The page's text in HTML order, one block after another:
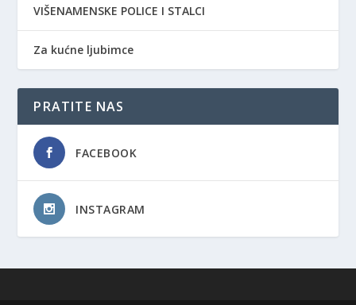
VIŠENAMENSKE POLICE I STALCI
Za kućne ljubimce
PRATITE NAS
FACEBOOK
INSTAGRAM